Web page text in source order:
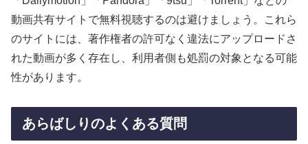
動画共有サイトで無料視聴するのは避けましょう。これら
のサイトには、著作権者の許可なく違法にアップロードさ
れた動画が多く存在し、利用者側も処罰の対象となる可能
性があります。
あらばしりのよくある質問